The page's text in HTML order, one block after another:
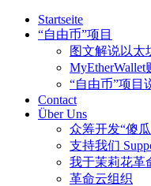
Startseite
“自由币”项目
图文解说以太
MyEtherWallet
“自由币”项目
Contact
Über Uns
众筹开发“傻
支持我们
我于茉莉花革
革命云组织